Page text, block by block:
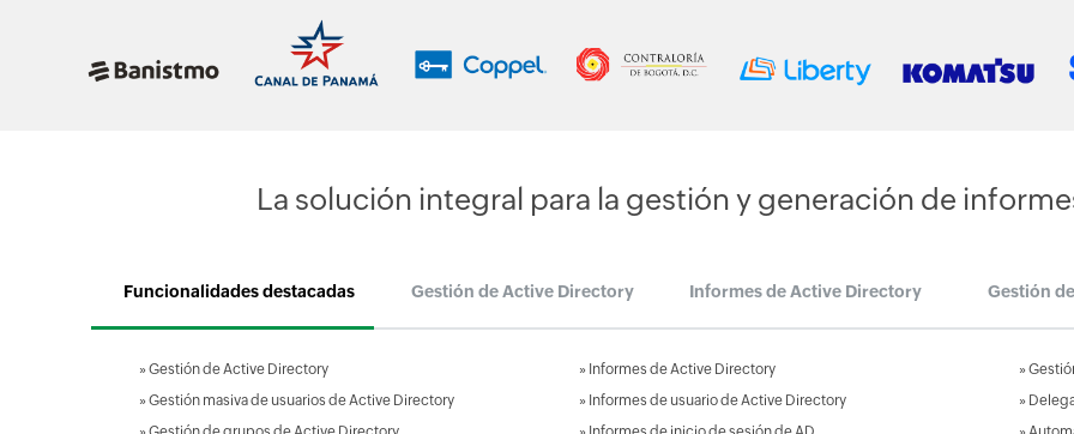
La solución integral para la gestión y generación de
Funcionalidades destacadas Gestión de Active Directory Informes de Active Directory Gestión
»Gestión de Active Directory
»Gestión masiva de usuarios de Active Directory
» Informes de Active Directory
» Informes de usuario de Active Directory
»
»